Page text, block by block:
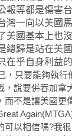
報等都是傷害
灣一向以美國
美國基本上也
總歸是站在美
在乎自身利益
，只要能夠執行
說要併吞加拿
不是讓美國更
以相信嗎?我